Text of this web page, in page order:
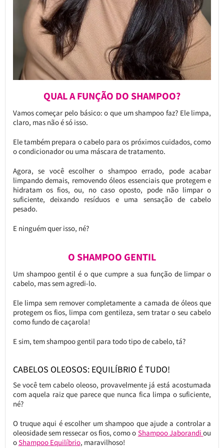
QUAL A FUNÇÃO DO SHAMPOO?
Vamos começar pelo básico: o que um shampoo faz? Ele limpa,
claro, mas não é só isso.
Ele também prepara o cabelo para os próximos cuidados, como
o condicionador ou uma máscara de tratamento.
Agora, se você escolher o shampoo errado, pode acabar
limpando demais, removendo óleos essenciais que protegem e
hidratam os fios, ou, no caso oposto, pode não limpar o
suficiente, deixando resíduos e uma sensação de cabelo
pesado.
E ninguém quer isso, né?
O SHAMPOO GENTIL
Um shampoo gentil é o que cumpre a sua função de limpar o
cabelo, mas sem agredi-lo.
Ele limpa sem remover completamente a camada de óleos que
protegem os fios, limpa com gentileza, sem tratar o seu cabelo
como fundo de caçarola!
E sim, tem shampoo gentil para todo tipo de cabelo, tá?
CABELOS OLEOSOS: EQUILÍBRIO É TUDO!
Se você tem cabelo oleoso, provavelmente já está acostumada
com aquela raiz que parece que nunca fica limpa o suficiente,
né?
O truque aqui é escolher um shampoo que ajude a controlar a
oleosidade sem ressecar os fios, como o Shampoo Jaborandiou
oShampoo Equilíbrio, maravilhoso!